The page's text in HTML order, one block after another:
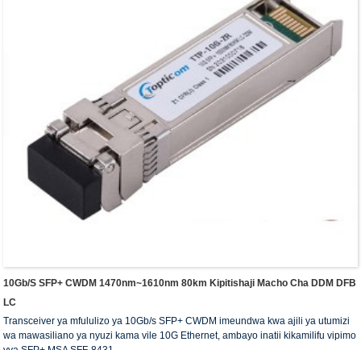
10Gb/s SFP+ CWDM 1470nm~1610nm 80km Kipitishaji Macho Cha DDM DFB
LC
Transceiver ya mfululizo ya 10Gb/s SFP+ CWDM imeundwa kwa ajili ya utumizi
wa mawasiliano ya nyuzi kama vile 10G Ethernet, ambayo inatii kikamilifu vipimo